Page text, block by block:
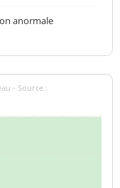
anormale
- Source :